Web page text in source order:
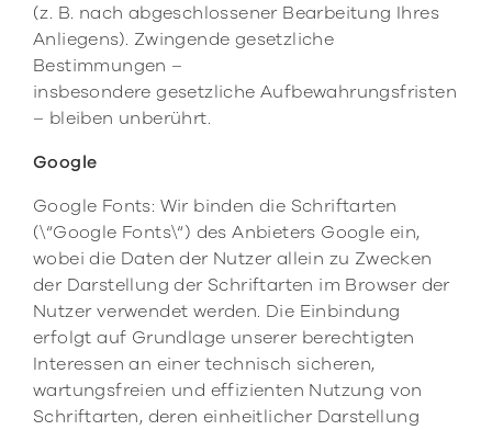
(z. B. nach abgeschlossener Bearbeitung Ihres
Anliegens). Zwingende gesetzliche
Bestimmungen –
insbesondere gesetzliche Aufbewahrungsfristen
– bleiben unberührt.
Google
Google Fonts: Wir binden die Schriftarten
(\“Google Fonts\“) des Anbieters Google ein,
wobei die Daten der Nutzer allein zu Zwecken
der Darstellung der Schriftarten im Browser der
Nutzer verwendet werden. Die Einbindung
erfolgt auf Grundlage unserer berechtigten
Interessen an einer technisch sicheren,
wartungsfreien und effizienten Nutzung von
Schriftarten, deren einheitlicher Darstellung